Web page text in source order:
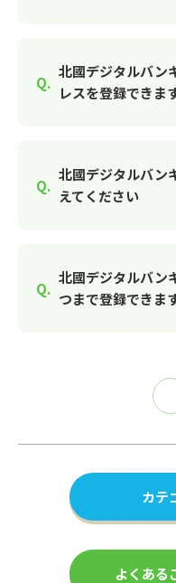
北國デジタルバン
レスを登録できま
北國デジタルバン
えてください
北國デジタルバン
つまで登録できま
カテ
よくある